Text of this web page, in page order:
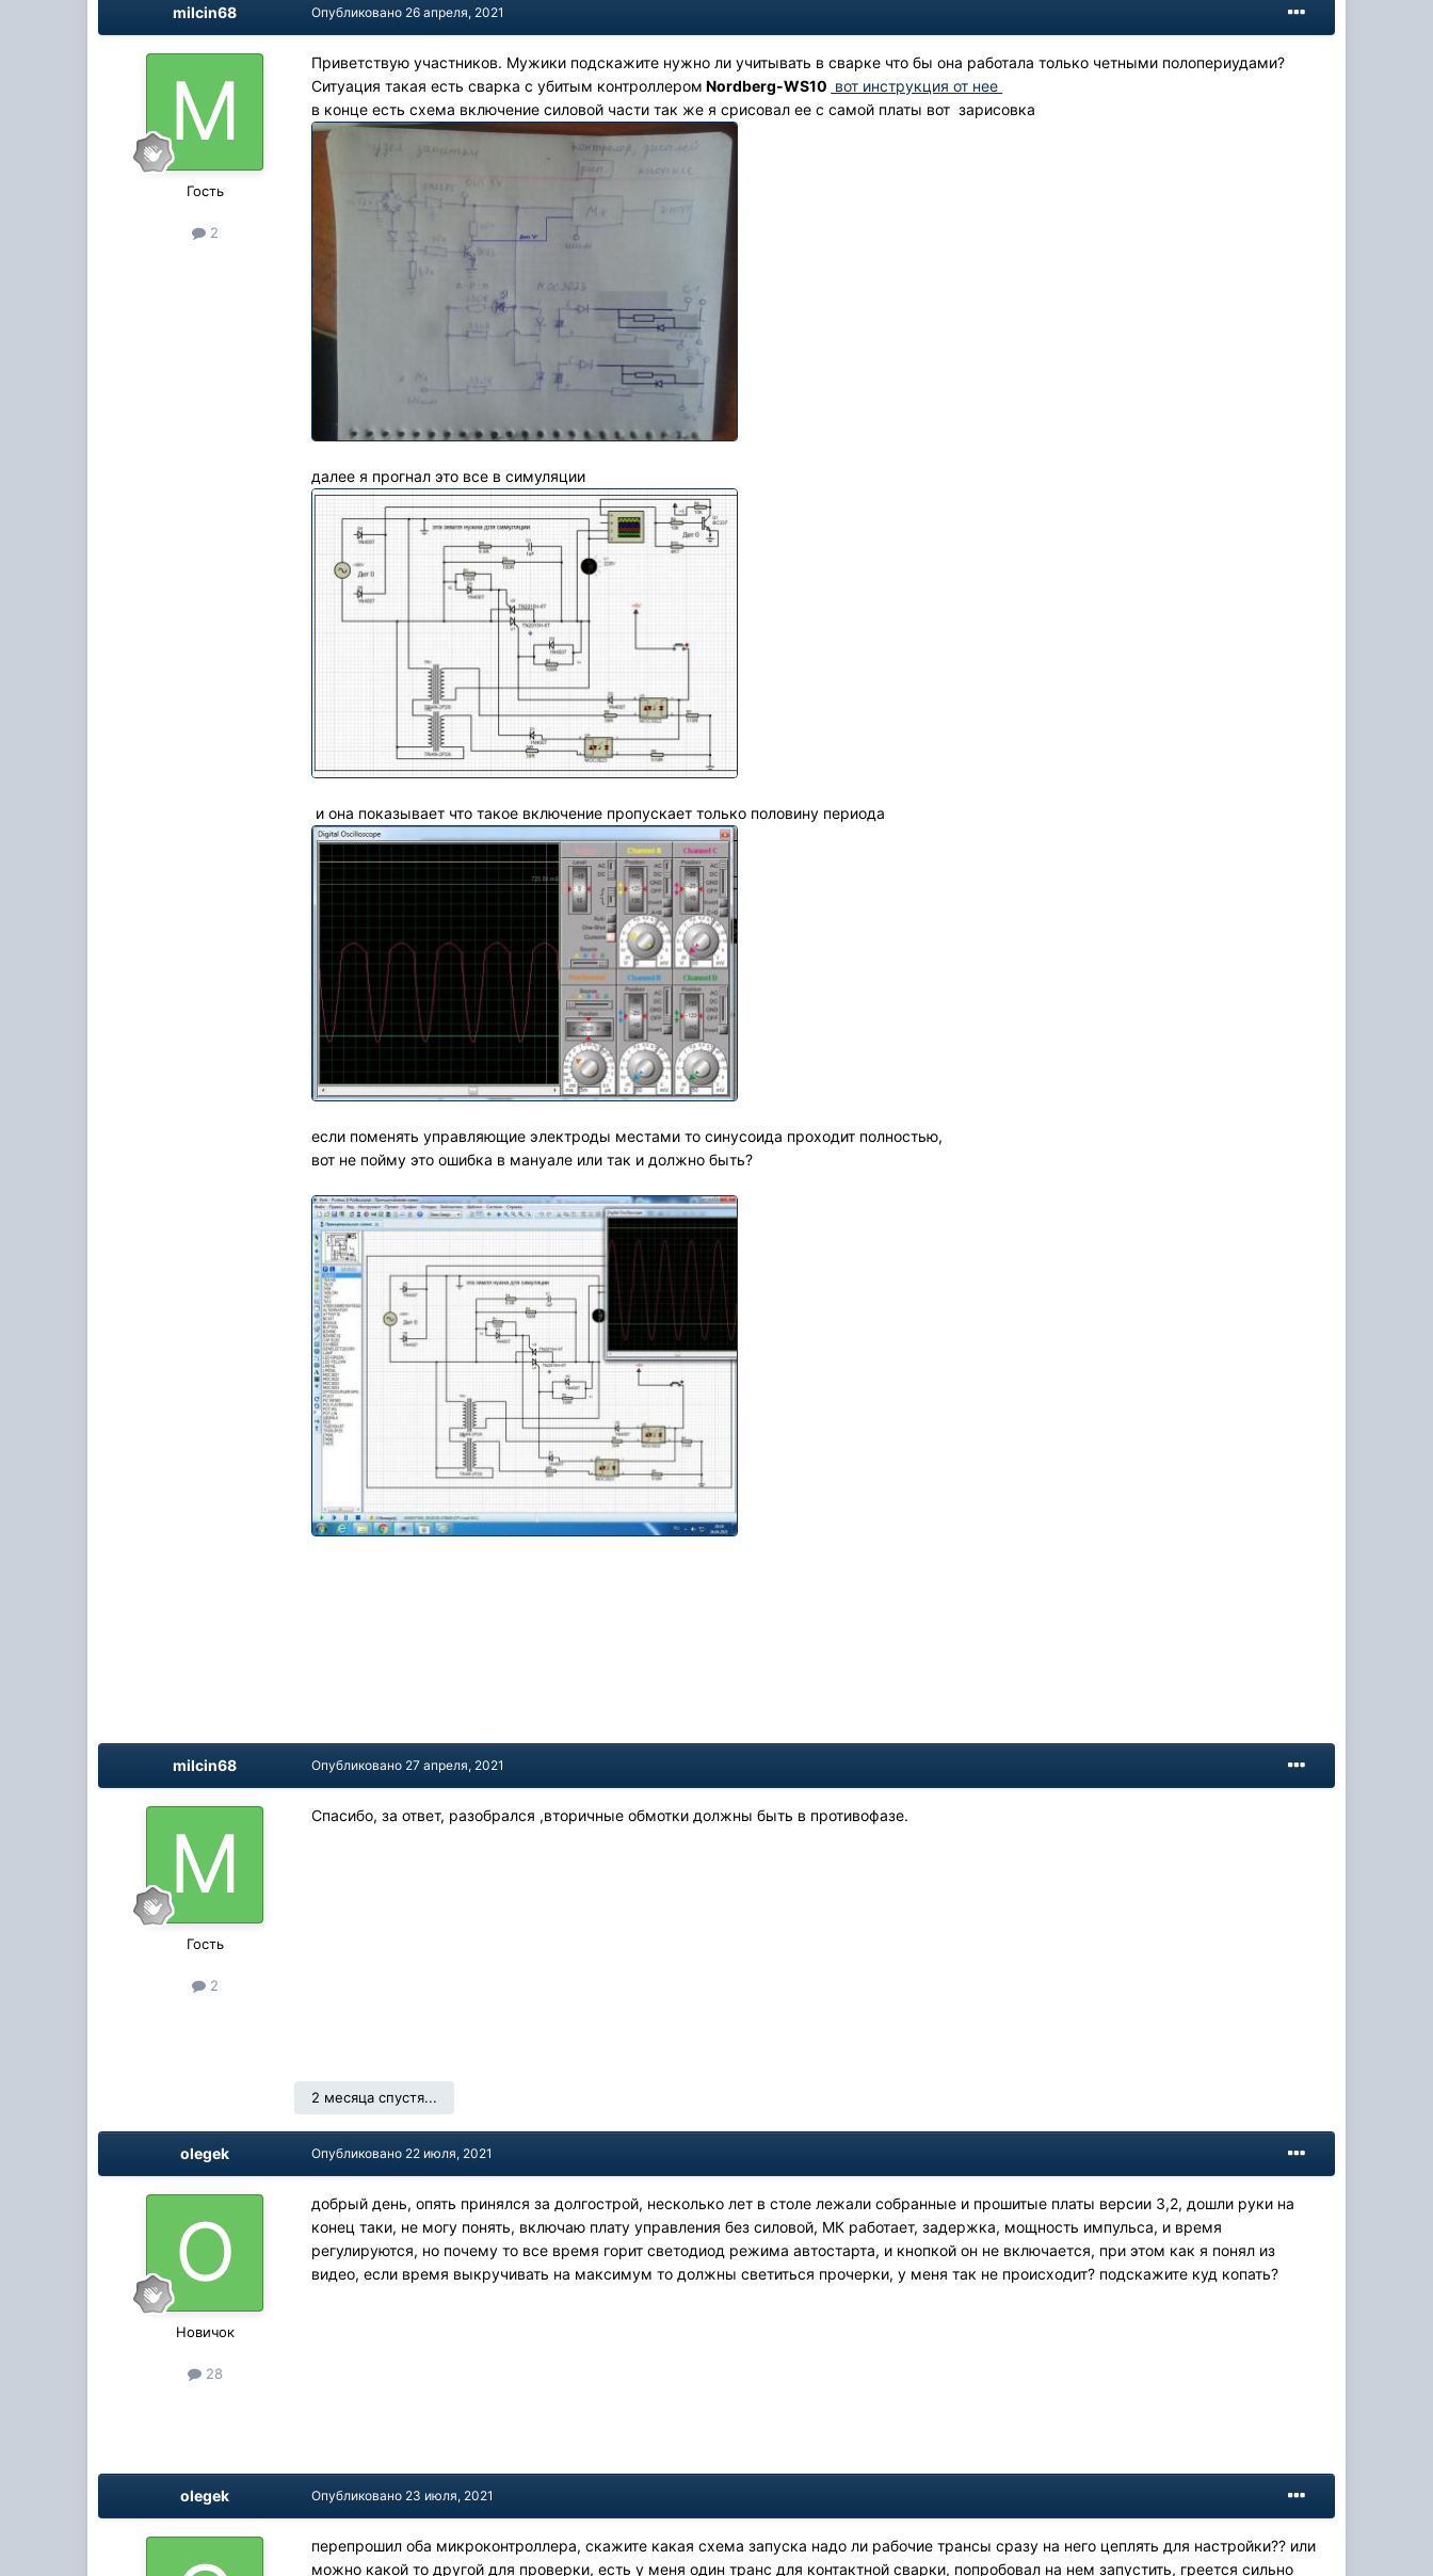
milcin68
Гость
2
Опубликовано 26 апреля, 2021
Приветствую участников. Мужики подскажите нужно ли учитывать в сварке что бы она работала только четными полопериудами?
Ситуация такая есть сварка с убитым контроллером Nordberg-WS10 вот инструкция от нее
в конце есть схема включение силовой части так же я срисовал ее с самой платы вот зарисовка
далее я прогнал это все в симуляции
и она показывает что такое включение пропускает только половину периода
если поменять управляющие электроды местами то синусоида проходит полностью,
вот не пойму это ошибка в мануале или так и должно быть?
milcin68
Гость
2
Опубликовано 27 апреля, 2021
Спасибо, за ответ, разобрался ,вторичные обмотки должны быть в противофазе.
2 месяца спустя...
olegek
Новичок
28
Опубликовано 22 июля, 2021
добрый день, опять принялся за долгострой, несколько лет в столе лежали собранные и прошитые платы версии 3,2, дошли руки на
конец таки, не могу понять, включаю плату управления без силовой, МК работает, задержка, мощность импульса, и время
регулируются, но почему то все время горит светодиод режима автостарта, и кнопкой он не включается, при этом как я понял из
видео, если время выкручивать на максимум то должны светиться прочерки, у меня так не происходит? подскажите куд копать?
olegek Опубликовано 23 июля, 2021
перепрошил оба микроконтроллера, скажите какая схема запуска надо ли рабочие трансы сразу на него цеплять для настройки?? или
можно какой то другой для проверки, есть у меня один транс для контактной сварки, попробовал на нем запустить, греется сильно